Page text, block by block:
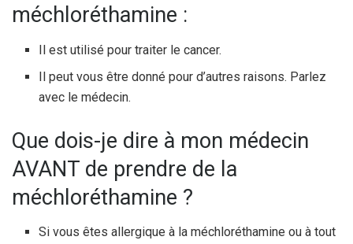
méchloréthamine :
Il est utilisé pour traiter le cancer.
Il peut vous être donné pour d’autres raisons. Parlez
avec le médecin.
Que dois-je dire à mon médecin
AVANT de prendre de la
méchloréthamine ?
Si vous êtes allergique à la méchloréthamine ou à tout